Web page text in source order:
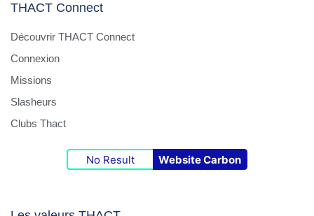
THACT Connect
Découvrir THACT Connect
Connexion
Missions
Slasheurs
Clubs Thact
No Result Website Carbon